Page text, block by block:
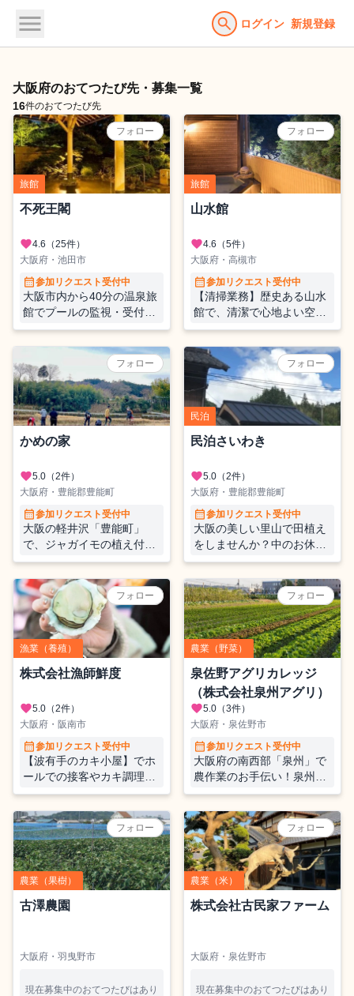
menu search ログイン 新規登録
大阪府のおてつたび先・募集一覧
16件のおてつたび先
フォロー
旅館
不死王閣
favorite4.6 （25件）
大阪府・池田市
calendar_month参加リクエスト受付中
大阪市内から40分の温泉旅
館でプールの監視・受付・
清掃等の【おてつたび】し
ませんか
フォロー
旅館
山水館
favorite4.6 （5件）
大阪府・高槻市
calendar_month参加リクエスト受付中
【清掃業務】歴史ある山水
館で、清潔で心地よい空間
を守る。静かな自然の中で
温泉旅館の清掃スタッフを
募集いたします！！
フォロー
かめの家
favorite5.0 （2件）
大阪府・豊能郡豊能町
calendar_month参加リクエスト受付中
大阪の軽井沢「豊能町」
で、ジャガイモの植え付け
をしてみませんか？
フォロー
民泊
民泊さいわき
favorite5.0 （2件）
大阪府・豊能郡豊能町
calendar_month参加リクエスト受付中
大阪の美しい里山で田植え
をしませんか？中のお休み
で着物を着て京都観光でき
ます！
フォロー
漁業（養殖）
株式会社漁師鮮度
favorite5.0 （2件）
大阪府・阪南市
calendar_month参加リクエスト受付中
【波有手のカキ小屋】でホ
ールでの接客やカキ調理補
助のおてつたび♪「地域の
プラットホーム」として、
人と人とを繋ぎ、共に楽し
める方、お待ちしておりま
す！
フォロー
農業（野菜）
泉佐野アグリカレッジ
（株式会社泉州アグリ）
favorite5.0 （3件）
大阪府・泉佐野市
calendar_month参加リクエスト受付中
大阪府の南西部「泉州」で
農作業のお手伝い！泉州の
野菜にたっぷりと触れてい
ただきます!!!泉州地域の魅
力を感じてください！
フォロー
農業（果樹）
古澤農園
大阪府・羽曳野市
現在募集中のおてつたびはあり
フォロー
農業（米）
株式会社古民家ファーム
大阪府・泉佐野市
現在募集中のおてつたびはあり